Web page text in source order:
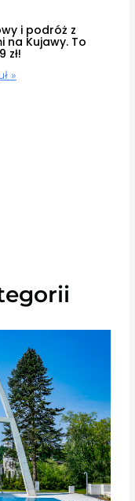
i podróż z
na Kujawy. To
zł!
»